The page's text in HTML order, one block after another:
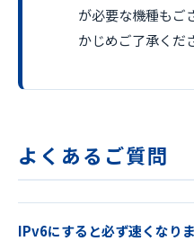
が必要な機種もご
かじめご了承くだ
よくあるご質問
IPv6にすると必ず速くなり